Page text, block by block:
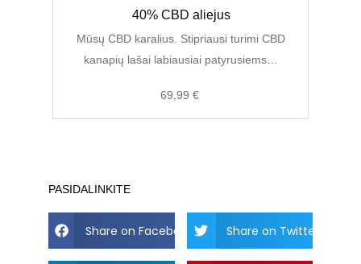
40% CBD aliejus
Mūsų CBD karalius. Stipriausi turimi CBD
kanapių lašai labiausiai patyrusiems…
Original
price
was:
89,00 €.
69,99 €
Current
price
is:
69,99 €.
PASIDALINKITE
Share on Facebook Share on Twitter